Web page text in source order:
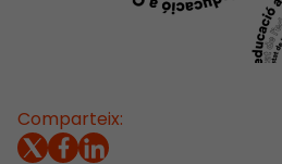
Comparteix: